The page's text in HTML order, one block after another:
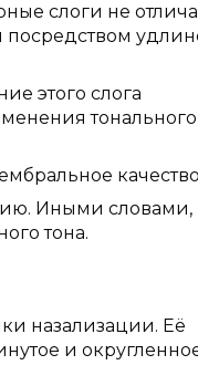
слоги не
посредством
этого слога
тонального
Иными словами,
тона.
назализации. Её
и